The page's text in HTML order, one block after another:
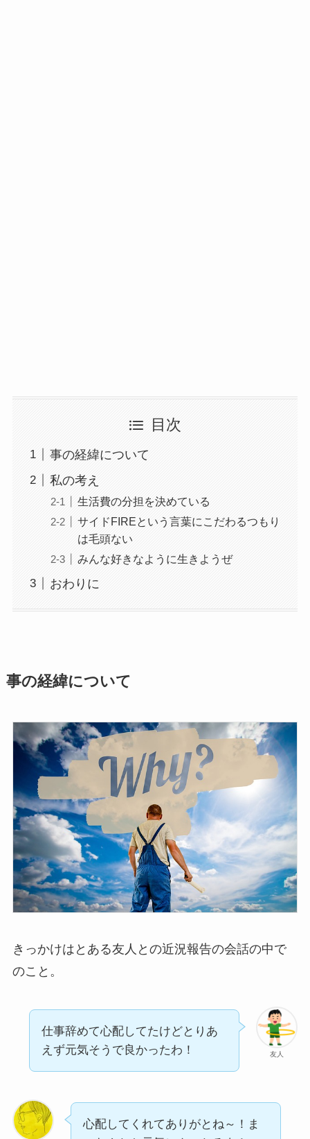
目次
事の経緯について
私の考え
生活費の分担を決めている
サイドFIREという言葉にこだわるつもり
は毛頭ない
みんな好きなように生きようぜ
おわりに
事の経緯について
きっかけはとある友人との近況報告の会話の中で
のこと。
友人
仕事辞めて心配してたけどとりあ
えず元気そうで良かったわ！
心配してくれてありがとね～！ま